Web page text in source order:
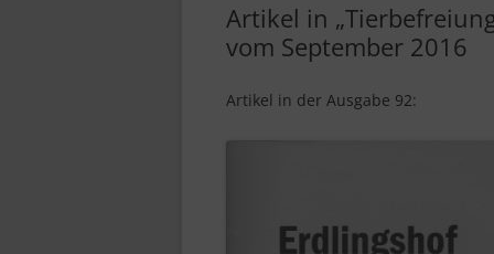
Artikel in
vom September 2016
Artikel in der Ausgabe 92: